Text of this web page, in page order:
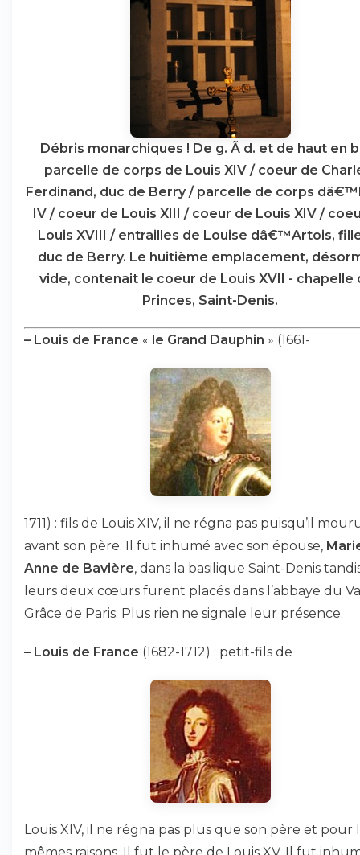
Débris monarchiques ! De g. Ã d. et de haut en
parcelle de corps de Louis XIV / coeur de
Ferdinand, duc de Berry / parcelle de corps
IV / coeur de Louis XIII / coeur de Louis XIV /
Louis XVIII / entrailles de Louise dâ€™Artois,
duc de Berry. Le huitième emplacement,
vide, contenait le coeur de Louis XVII - chapelle
Princes, Saint-Denis.
– Louis de France « le Grand Dauphin » (1661-
1711) : fils de Louis XIV, il ne régna pas puisqu’il
avant son père. Il fut inhumé avec son épouse,
Anne de Bavière, dans la basilique Saint-Denis
leurs deux cœurs furent placés dans l’abbaye du
Grâce de Paris. Plus rien ne signale leur présence.
– Louis de France (1682-1712) : petit-fils de
Louis XIV, il ne régna pas plus que son père et pour